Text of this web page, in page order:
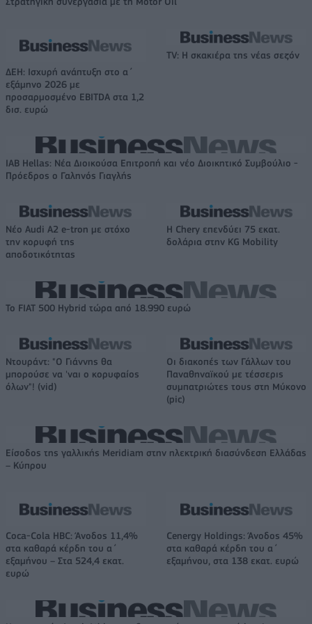
ΔΕΗ: Ισχυρή ανάπτυξη στο α΄
εξάμηνο 2026 με
προσαρμοσμένο EBITDA στα 1,2
δισ. ευρώ
TV: Η σκακιέρα της νέας σεζόν
IAB Hellas: Νέα Διοικούσα Επιτροπή και νέο Διοικητικό Συμβούλιο -
Πρόεδρος ο Γαληνός Γιαγλής
Νέο Audi A2 e-tron με στόχο
την κορυφή της
αποδοτικότητας
Η Chery επενδύει 75 εκατ.
δολάρια στην KG Mobility
Το FIAT 500 Hybrid τώρα από 18.990 ευρώ
Ντουράντ: "Ο Γιάννης θα
μπορούσε να 'ναι ο κορυφαίος
όλων"! (vid)
Οι διακοπές των Γάλλων του
Παναθηναϊκού με τέσσερις
συμπατριώτες τους στη Μύκονο
(pic)
Είσοδος της γαλλικής Meridiam στην ηλεκτρική διασύνδεση Ελλάδας
– Κύπρου
Coca-Cola HBC: Άνοδος 11,4%
στα καθαρά κέρδη του α΄
εξαμήνου – Στα 524,4 εκατ.
ευρώ
Cenergy Holdings: Άνοδος 45%
στα καθαρά κέρδη του α΄
εξαμήνου, στα 138 εκατ. ευρώ